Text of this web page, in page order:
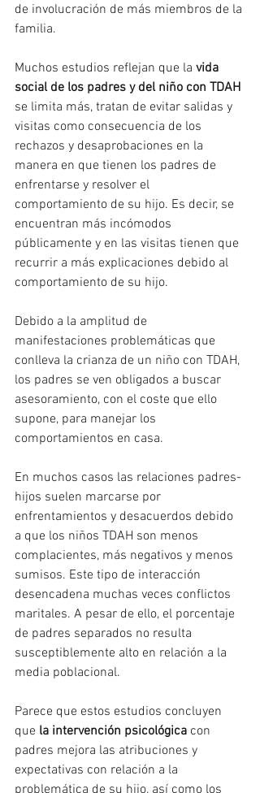
de involucración de más miembros de la
familia.
Muchos estudios reflejan que la vida
social de los padres y del niño con TDAH
se limita más, tratan de evitar salidas y
visitas como consecuencia de los
rechazos y desaprobaciones en la
manera en que tienen los padres de
enfrentarse y resolver el
comportamiento de su hijo. Es decir, se
encuentran más incómodos
públicamente y en las visitas tienen que
recurrir a más explicaciones debido al
comportamiento de su hijo.
Debido a la amplitud de
manifestaciones problemáticas que
conlleva la crianza de un niño con TDAH,
los padres se ven obligados a buscar
asesoramiento, con el coste que ello
supone, para manejar los
comportamientos en casa.
En muchos casos las relaciones padres-
hijos suelen marcarse por
enfrentamientos y desacuerdos debido
a que los niños TDAH son menos
complacientes, más negativos y menos
sumisos. Este tipo de interacción
desencadena muchas veces conflictos
maritales. A pesar de ello, el porcentaje
de padres separados no resulta
susceptiblemente alto en relación a la
media poblacional.
Parece que estos estudios concluyen
que la intervención psicológica con
padres mejora las atribuciones y
expectativas con relación a la
problemática de su hijo, así como los